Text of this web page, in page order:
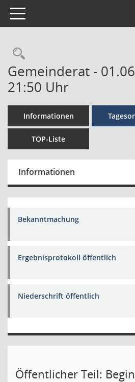
Toggle navigation
Gemeinderat -
21:50 Uhr
Informationen
TOP-Liste
Informationen
Bekanntmachung
Ergebnisprotokoll öffentlich
Niederschrift öffentlich
Öffentlicher Teil: